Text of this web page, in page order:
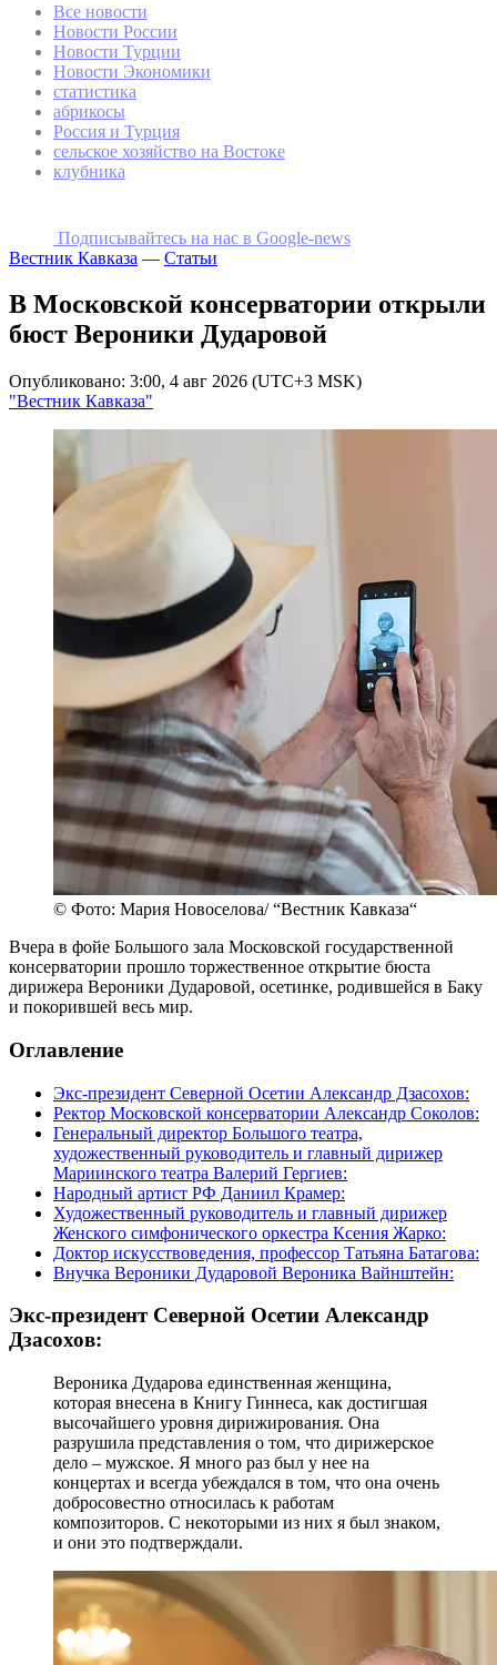
Все новости
Новости России
Новости Турции
Новости Экономики
статистика
абрикосы
Россия и Турция
сельское хозяйство на Востоке
клубника
Подписывайтесь на наc в Google-news
Вестник Кавказа — Статьи
В Московской консерватории открыли
бюст Вероники Дударовой
Опубликовано: 3:00, 4 авг 2026 (UTC+3 MSK)
"Вестник Кавказа"
© Фото: Мария Новоселова/ “Вестник Кавказа“
Вчера в фойе Большого зала Московской государственной
консерватории прошло торжественное открытие бюста
дирижера Вероники Дударовой, осетинке, родившейся в Баку
и покорившей весь мир.
Оглавление
Экс-президент Северной Осетии Александр Дзасохов:
Ректор Московской консерватории Александр Соколов:
Генеральный директор Большого театра,
художественный руководитель и главный дирижер
Мариинского театра Валерий Гергиев:
Народный артист РФ Даниил Крамер:
Художественный руководитель и главный дирижер
Женского симфонического оркестра Ксения Жарко:
Доктор искусствоведения, профессор Татьяна Батагова:
Внучка Вероники Дударовой Вероника Вайнштейн:
Экс-президент Северной Осетии Александр
Дзасохов:
Вероника Дударова единственная женщина,
которая внесена в Книгу Гиннеса, как достигшая
высочайшего уровня дирижирования. Она
разрушила представления о том, что дирижерское
дело – мужское. Я много раз был у нее на
концертах и всегда убеждался в том, что она очень
добросовестно относилась к работам
композиторов. С некоторыми из них я был знаком,
и они это подтверждали.